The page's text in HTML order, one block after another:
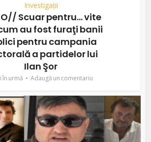
Investigații
Scuar pentru… vite
au fost furaţi banii
pentru campania
a partidelor lui
Ilan Şor
în urmă Adaugă un comentariu